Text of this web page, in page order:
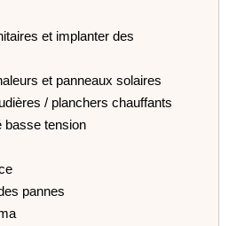
et implanter des
et panneaux solaires
/ planchers chauffants
basse tension
pannes